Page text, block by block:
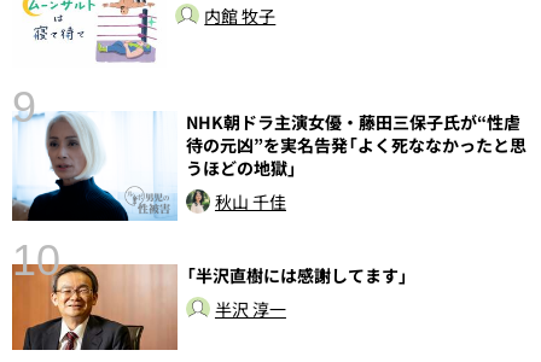
内館 牧子
9
NHK朝ドラ主演女優・藤田三保子氏が“性虐
待の元凶”を実名告発「よく死ななかったと思
うほどの地獄」
秋山 千佳
10
「半沢直樹には感謝してます」
半沢 淳一